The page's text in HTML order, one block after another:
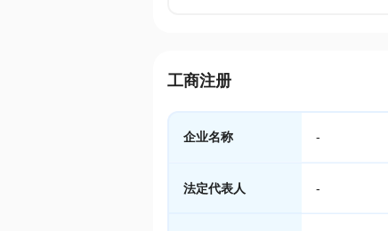
工商注册
企业名称 -
法定代表人 -